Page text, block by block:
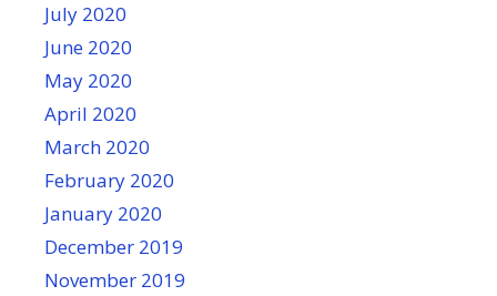
July 2020
June 2020
May 2020
April 2020
March 2020
February 2020
January 2020
December 2019
November 2019